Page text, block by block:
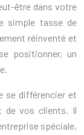
être dans votre
simple tasse de
réinventé et
positionner, un
se différencier et
de vos clients. Il
spéciale,